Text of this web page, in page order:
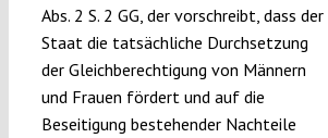
Abs. 2 S. 2 GG, der vorschreibt, dass der
Staat die tatsächliche Durchsetzung
der Gleichberechtigung von Männern
und Frauen fördert und auf die
Beseitigung bestehender Nachteile